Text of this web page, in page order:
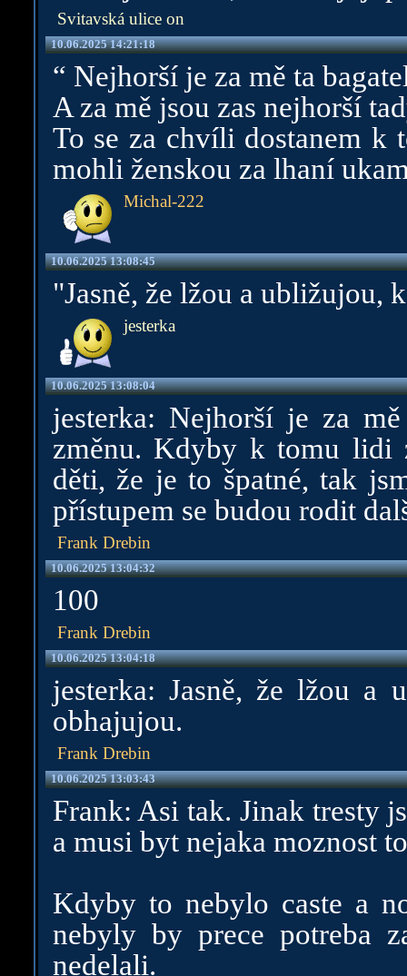
Svitavská ulice on
10.06.2025 14:21:18
“ Nejhorší je za mě ta
A za mě jsou zas nejhorší
To se za chvíli dostanem
mohli ženskou za lhaní
Michal-222
10.06.2025 13:08:45
"Jasně, že lžou a ubližujou,
jesterka
10.06.2025 13:08:04
jesterka: Nejhorší je za
změnu. Kdyby k tomu
děti, že je to špatné, tak
přístupem se budou rodit
Frank Drebin
10.06.2025 13:04:32
100
Frank Drebin
10.06.2025 13:04:18
jesterka: Jasně, že lžou a
obhajujou.
Frank Drebin
10.06.2025 13:03:43
Frank: Asi tak. Jinak tresty
a musi byt nejaka moznost
Kdyby to nebylo caste a
nebyly by prece potreba
nedelali.